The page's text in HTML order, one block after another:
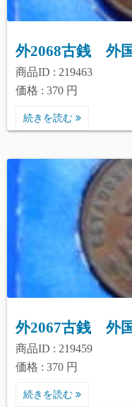
外2068古銭 外
商品ID : 219463
価格 : 370 円
続きを読む
外2067古銭 外
商品ID : 219459
価格 : 370 円
続きを読む